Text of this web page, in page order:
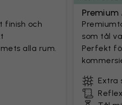
finish och
alla rum.
som tål
Perfekt
Extra